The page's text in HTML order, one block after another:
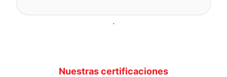
.
Nuestras certificaciones